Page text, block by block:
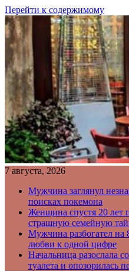
Перейти к содержимому
7 августа, 2026
Мужчина заглянул
поисках покемона
Женщина спустя 20 лет
страшную семейную
Мужчина разбогател на
любви к одной цифре
Начальница разослала
туалета и опозорилась